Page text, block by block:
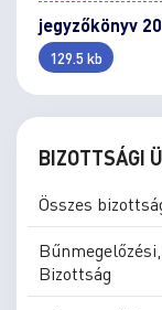
jegyzőkönyv
129.5 kb
BIZOTTSÁGI
Összes
Bizottság